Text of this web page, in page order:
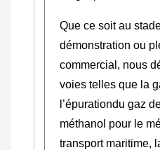
Que ce soit au
démonstration ou
commercial, nous
voies telles que la
l’épurationdu gaz
méthanol pour le
transport maritime,